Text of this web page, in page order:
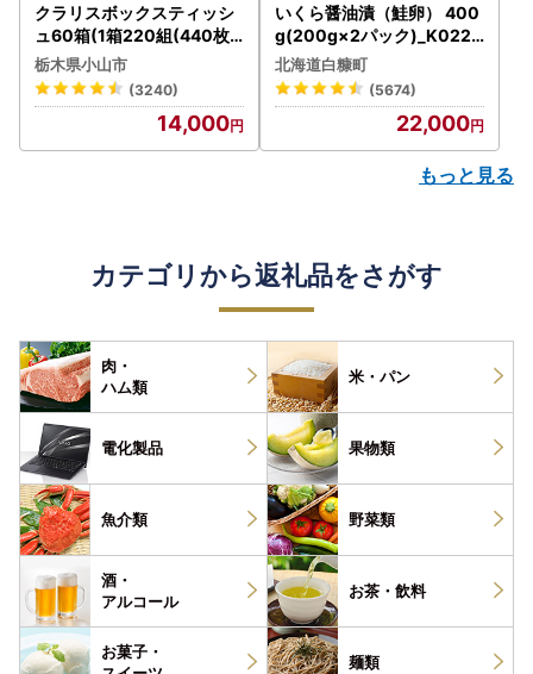
クラリスボックスティッシ
ュ60箱(1箱220組(440枚))
(5個入り×12セット)【配送
不可地域：離島・沖縄県】
【1256759】
栃木県小山市
(3240)
14,000
いくら醤油漬（鮭卵） 400
g(200g×2パック)_K022-
1676
北海道白糠町
(5674)
22,000
もっと見る
カテゴリから返礼品をさがす
肉・
ハム類
米・パン
電化製品 果物類
魚介類 野菜類
酒・
アルコール
お茶・ 飲料
お菓子・
麺類